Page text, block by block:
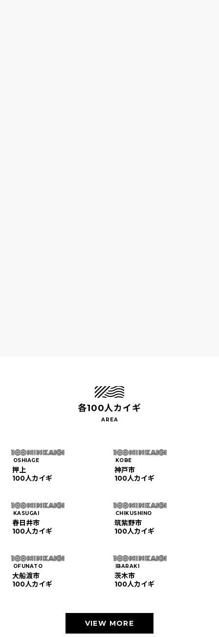
各100人カイギ
OSHIAGE
押上
100人カイギ
KOBE
神戸市
100人カイギ
KASUGAI
春日井市
100人カイギ
CHIKUSHINO
筑紫野市
100人カイギ
OFUNATO
大船渡市
100人カイギ
IBARAKI
茨木市
100人カイギ
VIEW MORE